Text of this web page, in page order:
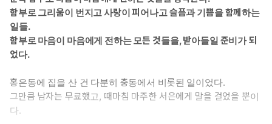
함부로 그리움이 번지고 사랑이 피어나고 슬픔과 기쁨을 함께하는
일들.
함부로 마음이 마음에게 전하는 모든 것들을, 받아들일 준비가 되
었다.
홍은동에 집을 산 건 다분히 충동에서 비롯된 일이었다.
그만큼 남자는 무료했고, 때마침 마주한 서은에게 말을 걸었을 뿐이
다.